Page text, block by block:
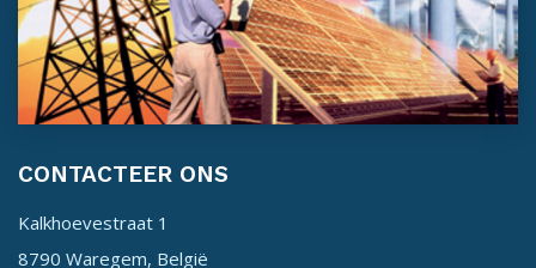
CONTACTEER ONS
Kalkhoevestraat 1
8790 Waregem, België